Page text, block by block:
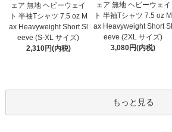
ェア 無地 ヘビーウェイ
ト 半袖Tシャツ 7.5 oz M
ax Heavyweight Short Sl
eeve (S-XL サイズ)
2,310円(内税)
ェア 無地 ヘビーウェイ
ト 半袖Tシャツ 7.5 oz M
ax Heavyweight Short Sl
eeve (2XL サイズ)
3,080円(内税)
もっと見る